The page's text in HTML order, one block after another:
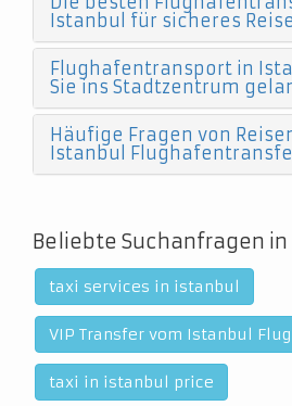
Istanbul für sicheres
Flughafentransport in
Sie ins Stadtzentrum
Häufige Fragen von
Istanbul
Beliebte Suchanfragen in
taxi services in istanbul
VIP Transfer vom Istanbul
taxi in istanbul price